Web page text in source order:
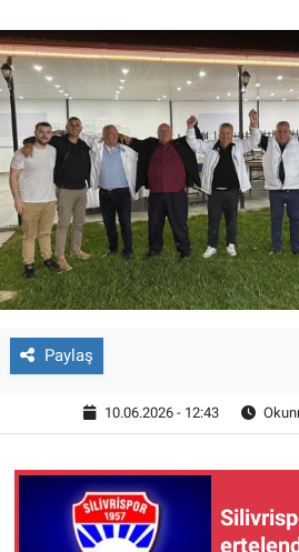
Paylaş
10.06.2026 - 12:43
Haber Arşivi